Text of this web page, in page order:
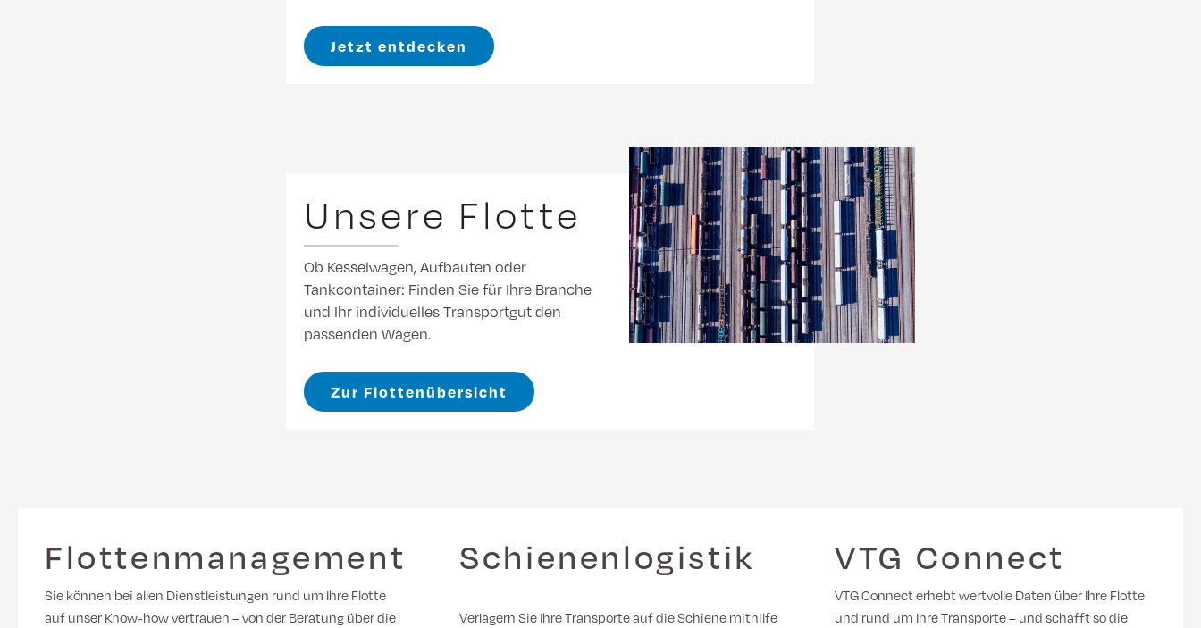
Jetzt entdecken
Unsere Flotte
Ob Kesselwagen, Aufbauten oder
Tankcontainer: Finden Sie für Ihre Branche
und Ihr individuelles Transportgut den
passenden Wagen.
Zur Flottenübersicht
Flottenmanagement
Sie können bei allen Dienstleistungen rund um Ihre Flotte
auf unser Know-how vertrauen – von der Beratung über die
Schienenlogistik
Verlagern Sie Ihre Transporte auf die Schiene mithilfe
VTG Connect
VTG Connect erhebt wertvolle Daten über Ihre Flotte
und rund um Ihre Transporte – und schafft so die